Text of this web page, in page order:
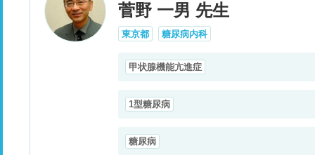
菅野 一男 先生
東京都 糖尿病内科
甲状腺機能亢進症
1型糖尿病
糖尿病